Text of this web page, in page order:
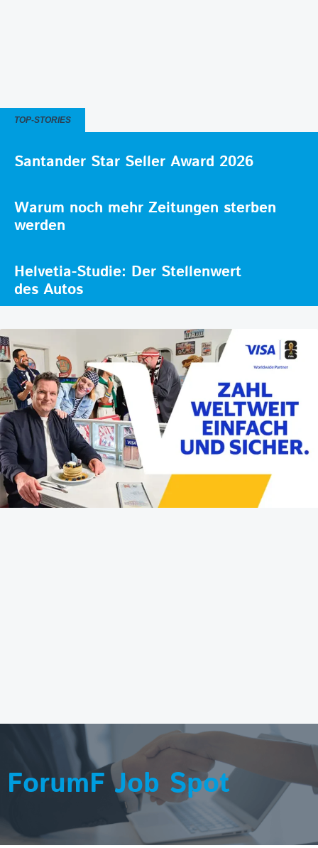
TOP-STORIES
Santander Star Seller Award 2026
Warum noch mehr Zeitungen sterben
werden
Helvetia-Studie: Der Stellenwert
des Autos
ForumF Job Spot